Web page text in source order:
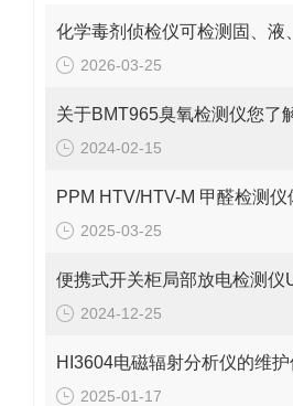
2026-03-25
关于BMT965臭氧检测仪您了
2024-02-15
2025-03-25
2024-12-25
2025-01-17